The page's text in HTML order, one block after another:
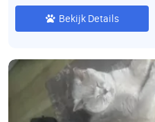
Bekijk Details